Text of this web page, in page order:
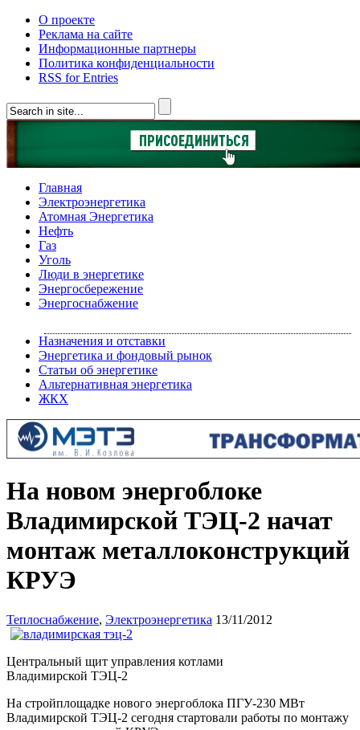
О проекте
Реклама на сайте
Информационные партнеры
Политика конфиденциальности
RSS for Entries
Главная
Электроэнергетика
Атомная Энергетика
Нефть
Газ
Уголь
Люди в энергетике
Энергосбережение
Энергоснабжение
Назначения и отставки
Энергетика и фондовый рынок
Статьи об энергетике
Альтернативная энергетика
ЖКХ
На новом энергоблоке
Владимирской ТЭЦ-2 начат
монтаж металлоконструкций
КРУЭ
Теплоснабжение, Электроэнергетика 13/11/2012
Центральный щит управления котлами
Владимирской ТЭЦ-2
На стройплощадке нового энергоблока ПГУ-230 МВт
Владимирской ТЭЦ-2 сегодня стартовали работы по монтажу